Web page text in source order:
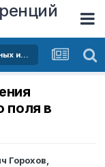
Проблемы стимулирования междисциплинарных исследований в Республике Армения
поля в
Горохов,